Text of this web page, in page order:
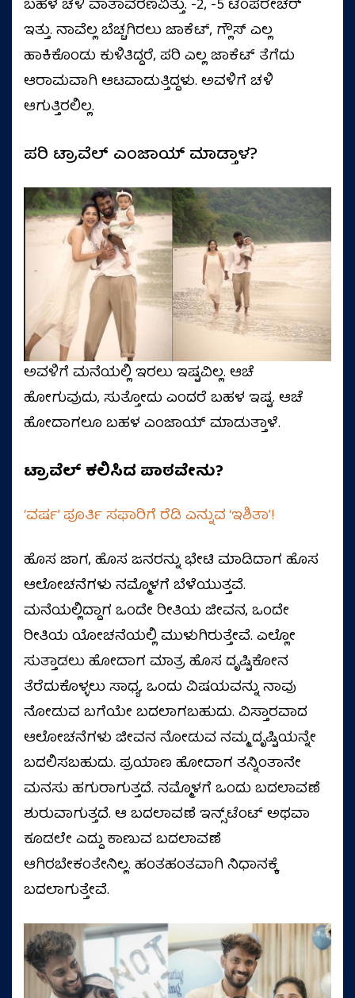
ಬಹಳ ಚಳಿ ವಾತಾವರಣವಿತ್ತು. -2, -5 ಟೆಂಪರೇಚರ್‌
ಇತ್ತು. ನಾವೆಲ್ಲ ಬೆಚ್ಚಗಿರಲು ಜಾಕೆಟ್‌, ಗ್ಲೌಸ್‌ ಎಲ್ಲ
ಹಾಕಿಕೊಂಡು ಕುಳಿತಿದ್ದರೆ, ಪರಿ ಎಲ್ಲ ಜಾಕೆಟ್‌ ತೆಗೆದು
ಆರಾಮವಾಗಿ ಆಟವಾಡುತ್ತಿದ್ದಳು. ಅವಳಿಗೆ ಚಳಿ
ಆಗುತ್ತಿರಲಿಲ್ಲ.
ಪರಿ ಟ್ರಾವೆಲ್‌ ಎಂಜಾಯ್‌ ಮಾಡ್ತಾಳ?
ಅವಳಿಗೆ ಮನೆಯಲ್ಲಿ ಇರಲು ಇಷ್ಟವಿಲ್ಲ. ಆಚೆ
ಹೋಗುವುದು, ಸುತ್ತೋದು ಎಂದರೆ ಬಹಳ ಇಷ್ಟ. ಆಚೆ
ಹೋದಾಗಲೂ ಬಹಳ ಎಂಜಾಯ್‌ ಮಾಡುತ್ತಾಳೆ.
ಟ್ರಾವೆಲ್‌ ಕಲಿಸಿದ ಪಾಠವೇನು?
‘ವರ್ಷ’ ಪೂರ್ತಿ ಸಫಾರಿಗೆ ರೆಡಿ ಎನ್ನುವ ‘ಇಶಿತಾ’!
ಹೊಸ ಜಾಗ, ಹೊಸ ಜನರನ್ನು ಭೇಟಿ ಮಾಡಿದಾಗ ಹೊಸ
ಆಲೋಚನೆಗಳು ನಮ್ಮೊಳಗೆ ಬೆಳೆಯುತ್ತವೆ.
ಮನೆಯಲ್ಲಿದ್ದಾಗ ಒಂದೇ ರೀತಿಯ ಜೀವನ, ಒಂದೇ
ರೀತಿಯ ಯೋಚನೆಯಲ್ಲಿ ಮುಳುಗಿರುತ್ತೇವೆ. ಎಲ್ಲೋ
ಸುತ್ತಾಡಲು ಹೋದಾಗ ಮಾತ್ರ ಹೊಸ ದೃಷ್ಟಿಕೋನ
ತೆರೆದುಕೊಳ್ಳಲು ಸಾಧ್ಯ. ಒಂದು ವಿಷಯವನ್ನು ನಾವು
ನೋಡುವ ಬಗೆಯೇ ಬದಲಾಗಬಹುದು. ವಿಸ್ತಾರವಾದ
ಆಲೋಚನೆಗಳು ಜೀವನ ನೋಡುವ ನಮ್ಮ ದೃಷ್ಟಿಯನ್ನೇ
ಬದಲಿಸಬಹುದು. ಪ್ರಯಾಣ ಹೋದಾಗ ತನ್ನಿಂತಾನೇ
ಮನಸು ಹಗುರಾಗುತ್ತದೆ. ನಮ್ಮೊಳಗೆ ಒಂದು ಬದಲಾವಣೆ
ಶುರುವಾಗುತ್ತದೆ. ಆ ಬದಲಾವಣೆ ಇನ್ಸ್‌ಟೆಂಟ್ ಅಥವಾ
ಕೂಡಲೇ ಎದ್ದು ಕಾಣುವ ಬದಲಾವಣೆ
ಆಗಿರಬೇಕಂತೇನಿಲ್ಲ. ಹಂತಹಂತವಾಗಿ ನಿಧಾನಕ್ಕೆ
ಬದಲಾಗುತ್ತೇವೆ.